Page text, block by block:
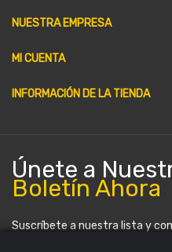
NUESTRA EMPRESA
MI CUENTA
INFORMACIÓN DE LA TIENDA
Únete a
Boletín Ahora
Suscríbete a nuestra lista y